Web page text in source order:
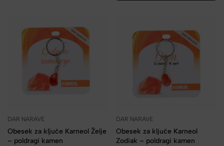
DAR NARAVE
Obesek za ključe Karneol Želje
– poldragi kamen
DAR NARAVE
Obesek za ključe Karneol
Zodiak – poldragi kamen